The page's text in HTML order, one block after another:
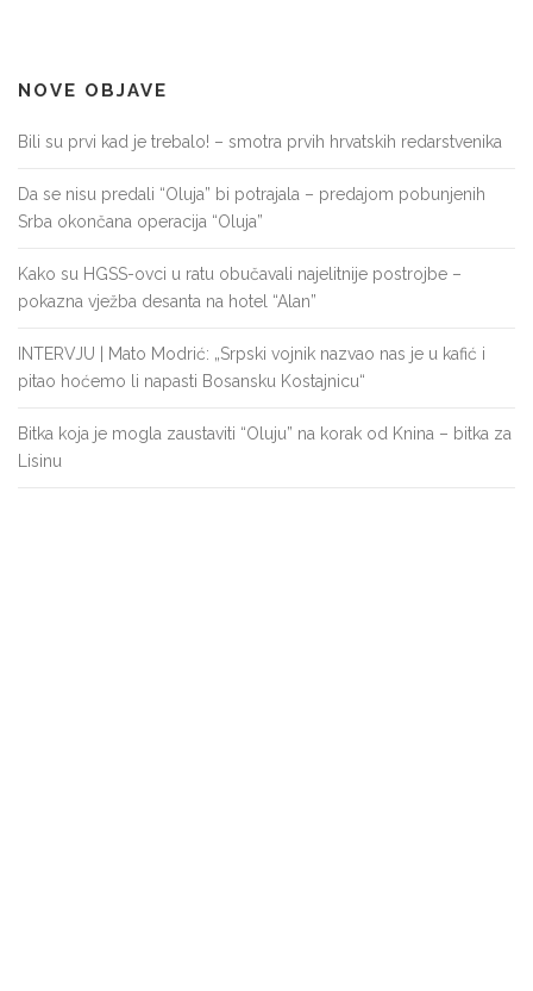
NOVE OBJAVE
Bili su prvi kad je trebalo! – smotra prvih hrvatskih redarstvenika
Da se nisu predali “Oluja” bi potrajala – predajom pobunjenih
Srba okončana operacija “Oluja”
Kako su HGSS-ovci u ratu obučavali najelitnije postrojbe –
pokazna vježba desanta na hotel “Alan”
INTERVJU | Mato Modrić: „Srpski vojnik nazvao nas je u kafić i
pitao hoćemo li napasti Bosansku Kostajnicu“
Bitka koja je mogla zaustaviti “Oluju” na korak od Knina – bitka za
Lisinu